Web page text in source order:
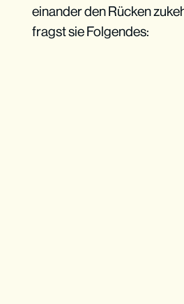
einander den Rücken
fragst sie Folgendes: